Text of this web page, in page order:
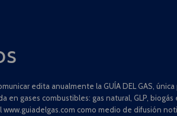
edita anualmente la GUÍA DEL GAS,
en gases combustibles: gas natural, GLP,
www.guiadelgas.com como medio de difusión